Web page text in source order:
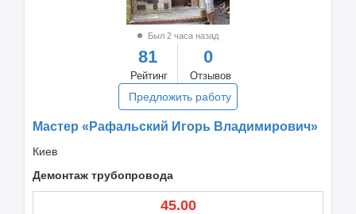
Был 2 часа назад
81
Рейтинг
0
Отзывов
Предложить работу
Мастер «Рафальский Игорь Владимирович»
Киев
Демонтаж трубопровода
45.00